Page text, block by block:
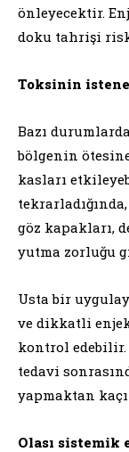
önleyecektir.
doku tahrişi
Toksinin
Bazı
bölgenin
kasları
göz kapakları,
yutma zorluğu
Usta bir
ve dikkatli
kontrol edebilir.
tedavi
yapmaktan
Olası sistemik